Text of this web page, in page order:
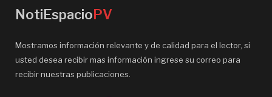
NotiEspacioPV
Mostramos información relevante y de calidad para el lector, si
usted desea recibir mas información ingrese su correo para
recibir nuestras publicaciones.